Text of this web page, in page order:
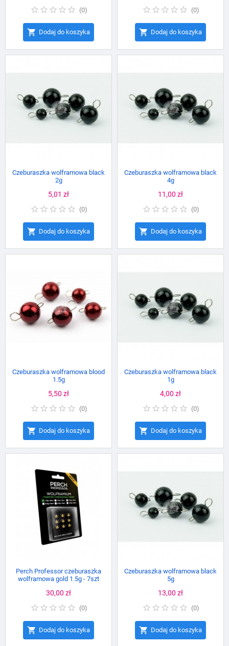
(0)
 Dodaj do koszyka
(0)
 Dodaj do koszyka
Czeburaszka wolframowa black
2g
Cena
5,01 zł
(0)
 Dodaj do koszyka
Czeburaszka wolframowa black
4g
Cena
11,00 zł
(0)
 Dodaj do koszyka
Czeburaszka wolframowa blood
1.5g
Cena
5,50 zł
(0)
 Dodaj do koszyka
Czeburaszka wolframowa black
1g
Cena
4,00 zł
(0)
 Dodaj do koszyka
Perch Professor czeburaszka
wolframowa gold 1.5g - 7szt
Cena
30,00 zł
(0)
 Dodaj do koszyka
Czeburaszka wolframowa black
5g
Cena
13,00 zł
(0)
 Dodaj do koszyka